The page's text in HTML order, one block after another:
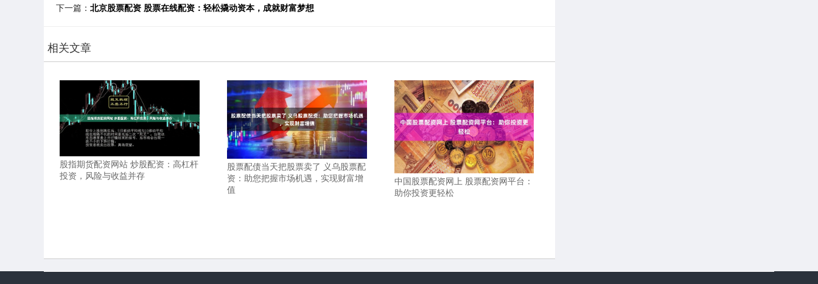
下一篇： 北京股票配资 股票在线配资：轻松撬动资本，成就财富梦想
相关文章
股指期货配资网站 炒股配资：高杠杆
投资，风险与收益并存
股票配债当天把股票卖了 义乌股票配
资：助您把握市场机遇，实现财富增
值
中国股票配资网上 股票配资网平台：
助你投资更轻松